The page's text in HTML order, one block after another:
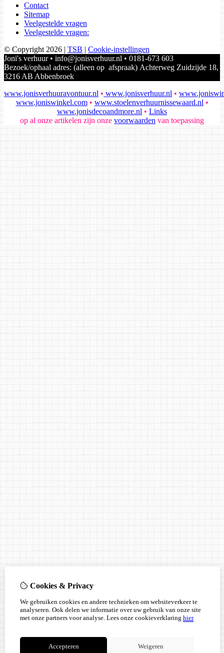
Contact
Sitemap
Veelgestelde vragen
Veelgestelde vragen:
© Copyright 2026 | TSB | Cookie-instellingen
Joni's verhuur • info@jonisverhuur.nl • 0181-673 603
Bezoek/ophaal adres: (alleen op afspraak) Achterweg Zuidzijde 18,
3216 AB Abbenbroek
www.jonisverhuuravontuur.nl • www.jonisverhuur.nl •
www.joniswinkel.com• www.stoelenverhuurnissewaard.nl •
www.jonisdecoandmore.nl • Links
op al onze artikelen zijn onze voorwaarden van toepassing
Cookies & Privacy
We gebruiken cookies en andere technieken om websiteverkeer te
analyseren. Ook delen we informatie over uw gebruik van onze site
met onze partners voor analyse. Lees onze cookieverklaring hier
Accepteren Weigeren